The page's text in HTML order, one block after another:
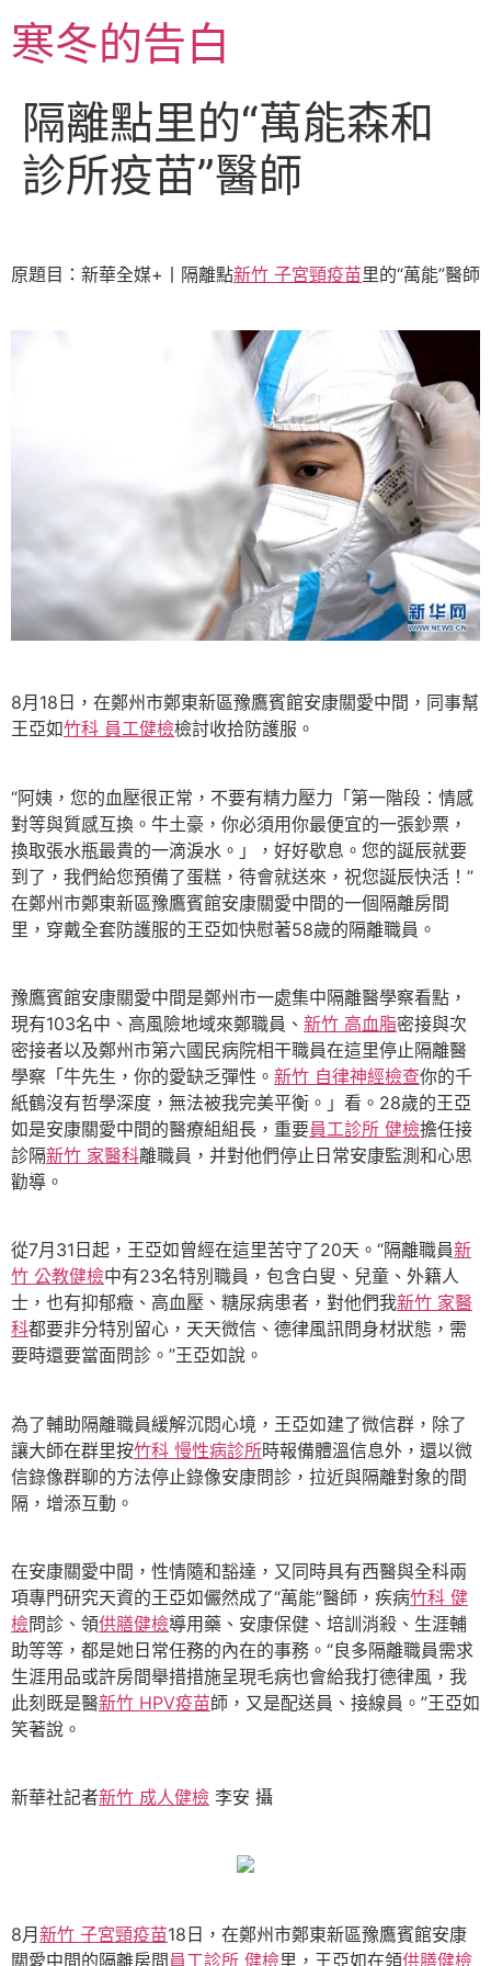
至
主寒冬的告白
隔離點里的“萬能森和
診所疫苗”醫師
原題目：新華全媒+丨隔離點新竹 子宮頸疫苗里的“萬能”醫師
8月18日，在鄭州市鄭東新區豫鷹賓館安康關愛中間，同事幫
王亞如竹科 員工健檢檢討收拾防護服。
“阿姨，您的血壓很正常，不要有精力壓力「第一階段：情感
對等與質感互換。牛土豪，你必須用你最便宜的一張鈔票，
換取張水瓶最貴的一滴淚水。」，好好歇息。您的誕辰就要
到了，我們給您預備了蛋糕，待會就送來，祝您誕辰快活！”
在鄭州市鄭東新區豫鷹賓館安康關愛中間的一個隔離房間
里，穿戴全套防護服的王亞如快慰著58歲的隔離職員。
豫鷹賓館安康關愛中間是鄭州市一處集中隔離醫學察看點，
現有103名中、高風險地域來鄭職員、 新竹 高血脂密接與次
密接者以及鄭州市第六國民病院相干職員在這里停止隔離醫
學察「牛先生，你的愛缺乏彈性。 新竹 自律神經檢查你的千
紙鶴沒有哲學深度，無法被我完美平衡。」看。28歲的王亞
如是安康關愛中間的醫療組組長，重要員工診所 健檢擔任接
診隔新竹 家醫科離職員，并對他們停止日常安康監測和心思
勸導。
從7月31日起，王亞如曾經在這里苦守了20天。“隔離職員新
竹 公教健檢中有23名特別職員，包含白叟、兒童、外籍人
士，也有抑郁癥、高血壓、糖尿病患者，對他們我新竹 家醫
科都要非分特別留心，天天微信、德律風訊問身材狀態，需
要時還要當面問診。”王亞如說。
為了輔助隔離職員緩解沉悶心境，王亞如建了微信群，除了
讓大師在群里按竹科 慢性病診所時報備體溫信息外，還以微
信錄像群聊的方法停止錄像安康問診，拉近與隔離對象的間
隔，增添互動。
在安康關愛中間，性情隨和豁達，又同時具有西醫與全科兩
項專門研究天資的王亞如儼然成了“萬能”醫師，疾病竹科 健
檢問診、領供膳健檢導用藥、安康保健、培訓消殺、生涯輔
助等等，都是她日常任務的內在的事務。“良多隔離職員需求
生涯用品或許房間舉措措施呈現毛病也會給我打德律風，我
此刻既是醫新竹 HPV疫苗師，又是配送員、接線員。”王亞如
笑著說。
新華社記者新竹 成人健檢 李安 攝
8月 新竹 子宮頸疫苗18日，在鄭州市鄭東新區豫鷹賓館安康
關愛中間的隔離房間 員工診所 健檢里，王亞如在領供膳健檢